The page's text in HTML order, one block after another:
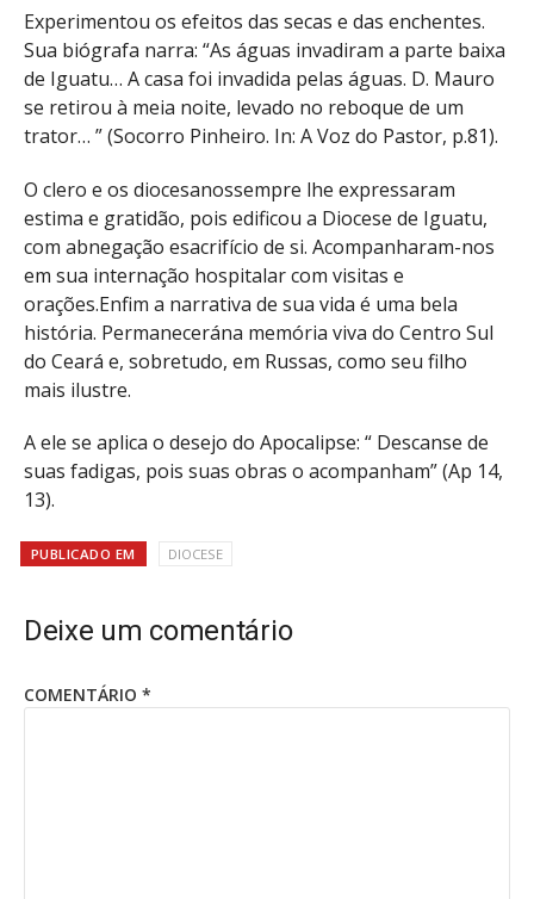
Experimentou os efeitos das secas e das enchentes.
Sua biógrafa narra: “As águas invadiram a parte baixa
de Iguatu… A casa foi invadida pelas águas. D. Mauro
se retirou à meia noite, levado no reboque de um
trator… ” (Socorro Pinheiro. In: A Voz do Pastor, p.81).
O clero e os diocesanossempre lhe expressaram
estima e gratidão, pois edificou a Diocese de Iguatu,
com abnegação esacrifício de si. Acompanharam-nos
em sua internação hospitalar com visitas e
orações.Enfim a narrativa de sua vida é uma bela
história. Permanecerána memória viva do Centro Sul
do Ceará e, sobretudo, em Russas, como seu filho
mais ilustre.
A ele se aplica o desejo do Apocalipse: “ Descanse de
suas fadigas, pois suas obras o acompanham” (Ap 14,
13).
PUBLICADO EM DIOCESE
Deixe um comentário
COMENTÁRIO *